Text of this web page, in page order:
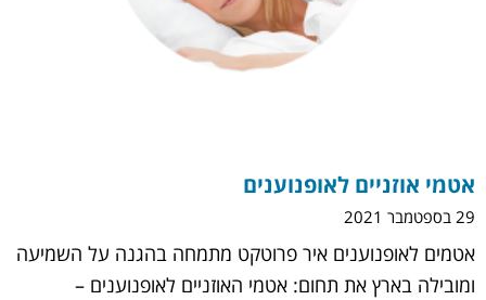
אטמי אוזניים לאופנוענים
29 בספטמבר 2021
אטמים לאופנוענים איר פרוטקט מתמחה בהגנה על השמיעה
ומובילה בארץ את תחום: אטמי האוזניים לאופנוענים –